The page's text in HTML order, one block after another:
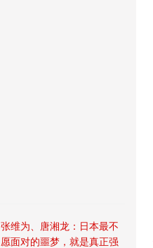
张维为、唐湘龙：日本最不
愿面对的噩梦，就是真正强